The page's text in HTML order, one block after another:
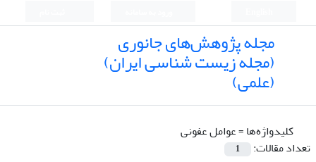
مجله پژوهش‌های جانوری
(مجله زیست شناسی ایران)
(علمی)
کلیدواژه‌ها =عوامل عفونی
تعداد مقالات:
1